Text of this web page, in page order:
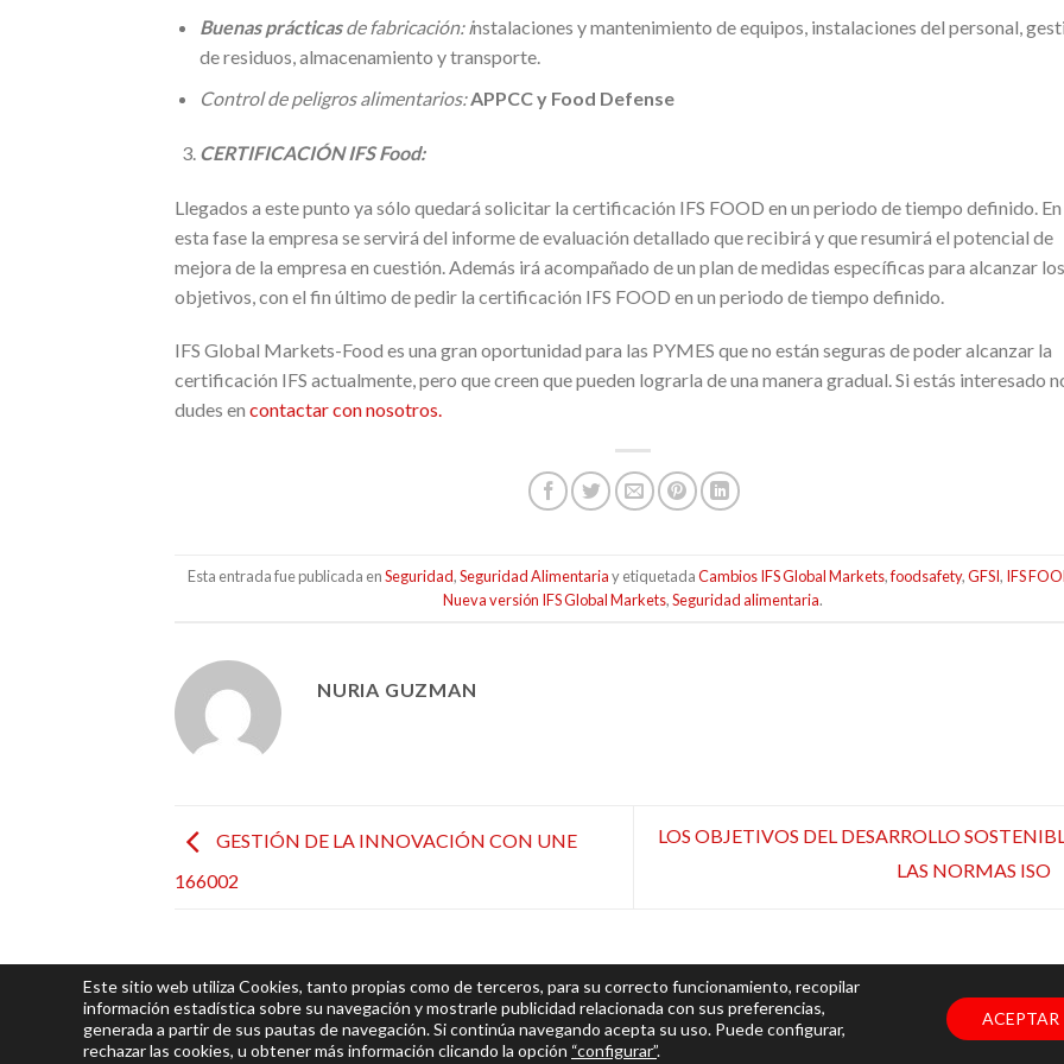
Buenas prácticasde fabricación: instalaciones y mantenimiento de equipos, instalaciones del personal,
de residuos, almacenamiento y transporte.
Control de peligros alimentarios:APPCC y Food Defense
CERTIFICACIÓN IFS Food:
Llegados a este punto ya sólo quedará solicitar la certificación IFS FOOD en un periodo de tiempo definido. En
esta fase la empresa se servirá del informe de evaluación detallado que recibirá y que resumirá el potencial de
mejora de la empresa en cuestión. Además irá acompañado de un plan de medidas específicas para alcanzar los
objetivos, con el fin último de pedir la certificación IFS FOOD en un periodo de tiempo definido.
IFS Global Markets-Food es una gran oportunidad para las PYMES que no están seguras de poder alcanzar la
certificación IFS actualmente, pero que creen que pueden lograrla de una manera gradual. Si estás interesado
dudes en contactar con nosotros.
Esta entrada fue publicada enSeguridad,Seguridad Alimentariay etiquetadaCambios IFS Global Markets,foodsafety,GFSI, IFS
Nueva versión IFS Global Markets,Seguridad alimentaria.
NURIA GUZMAN
GESTIÓN DE LA INNOVACIÓN CON UNE
166002
LOS OBJETIVOS DEL DESARROLLO
LAS NORMAS ISO
© 2026 Integra| Todos los derechos reservados |Aviso Legal y Política de Privacidad Política de Cookies
Este sitio web utiliza Cookies, tanto propias como de terceros, para su correcto funcionamiento, recopilar
información estadística sobre su navegación y mostrarle publicidad relacionada con sus preferencias,
generada a partir de sus pautas de navegación. Si continúa navegando acepta su uso. Puede configurar,
rechazar las cookies, u obtener más información clicando la opción “configurar”.
ACEPTAR